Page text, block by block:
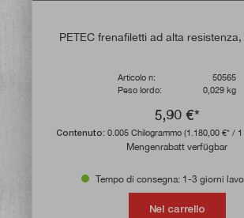
PETEC frenafiletti ad alta
Articolo n:
50565
Peso lordo:
0,029 kg
5,90 €*
Contenuto: 0.005 Chilogrammo (1.180,00 €* /
Mengenrabatt verfügbar
Tempo di consegna: 1-3 giorni
Nel carrello